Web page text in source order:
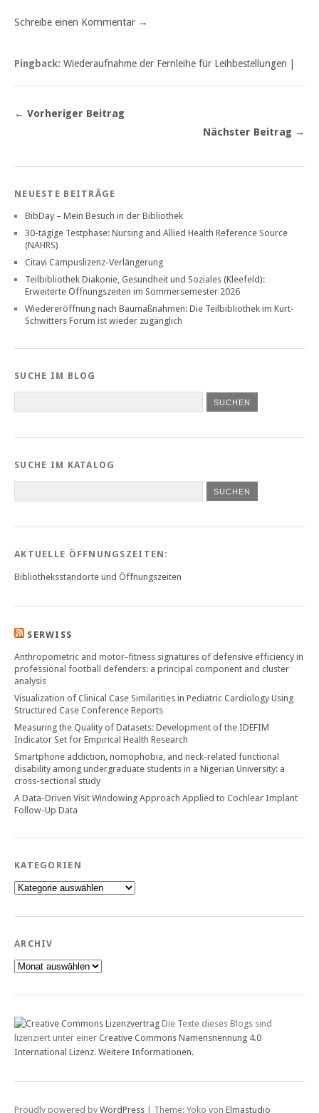
Schreibe einen Kommentar →
Pingback: Wiederaufnahme der Fernleihe für Leihbestellungen |
← Vorheriger Beitrag
Nächster Beitrag →
NEUESTE BEITRÄGE
BibDay – Mein Besuch in der Bibliothek
30-tägige Testphase: Nursing and Allied Health Reference Source
(NAHRS)
Citavi Campuslizenz-Verlängerung
Teilbibliothek Diakonie, Gesundheit und Soziales (Kleefeld):
Erweiterte Öffnungszeiten im Sommersemester 2026
Wiedereröffnung nach Baumaßnahmen: Die Teilbibliothek im Kurt-
Schwitters Forum ist wieder zugänglich
SUCHE IM BLOG
SUCHE IM KATALOG
SUCHEN
AKTUELLE ÖFFNUNGSZEITEN:
Bibliotheksstandorte und Öffnungszeiten
SERWISS
Anthropometric and motor-fitness signatures of defensive efficiency in
professional football defenders: a principal component and cluster
analysis
Visualization of Clinical Case Similarities in Pediatric Cardiology Using
Structured Case Conference Reports
Measuring the Quality of Datasets: Development of the IDEFIM
Indicator Set for Empirical Health Research
Smartphone addiction, nomophobia, and neck-related functional
disability among undergraduate students in a Nigerian University: a
cross-sectional study
A Data-Driven Visit Windowing Approach Applied to Cochlear Implant
Follow-Up Data
KATEGORIEN
Kategorien
ARCHIV
Archiv
Die Texte dieses Blogs sind
lizenziert unter einer Creative Commons Namensnennung 4.0
International Lizenz. Weitere Informationen.
Proudly powered by WordPress Theme: Yoko von Elmastudio